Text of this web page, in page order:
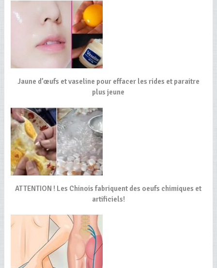
Jaune d’œufs et vaseline pour effacer les rides et paraitre
plus jeune
ATTENTION ! Les Chinois fabriquent des oeufs chimiques et
artificiels!